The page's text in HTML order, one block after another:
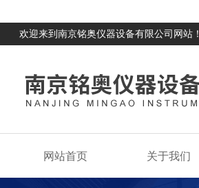
欢迎来到南京铭奥仪器设备有限公司网站！
网站首页 关于我们